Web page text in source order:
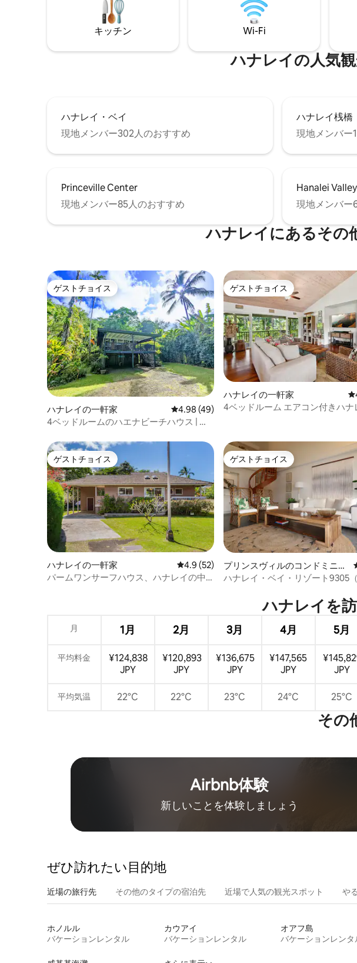
ペースは、リモートワークに最適です。
島のアロハを感じて、元気を取り戻し、
リフレッシュしましょう。
難ゾーンにある宿泊施設です。
キッチン Wi-Fi
ハナレイの人気
ハナレイ・ベイ
現地メンバー302人のおすすめ
ハナレイ桟橋
現地メンバー
Princeville Center
現地メンバー85人のおすすめ
Hanalei
現地メンバー
ハナレイにあるその
ゲストチョイス
ゲストチョイス
ハナレイの一軒家 レビュー49件、5つ星中4.98つ星の平均評価
4.98 (49)
4ベッドルームのハエナビーチハウス | 海
ゲストチョイス
ゲストチョイス
ハナレイの一軒家
4ベッドルーム エアコン付きハナ
ゲストチョイス
ゲストチョイス
ハナレイの一軒家 レビュー52件、5つ星中4.9つ星の平均評価
4.9 (52)
パームワンサーフハウス、ハナレイの中
ゲストチョイス
ゲストチョイス
プリンスヴィルのコンドミニア
ム
ハナレイ・ベイ・リゾート9305
ハナレイを
月 1月 2月 3月 4月 5月
平均料金
¥124,838
JPY
¥120,893
JPY
¥136,675
JPY
¥147,565
JPY
JPY
平均気温 22°C 22°C 23°C 24°C 25°C
その
Airbnb体験
新しいことを体験しましょう
ぜひ訪⁠れ⁠た⁠い目⁠的⁠地
近場の旅行先 その他のタ⁠イ⁠プ⁠の宿⁠泊⁠先 近場で人気の観光スポット や
ホノルル
バケーションレンタル
カウアイ
バケーションレンタル
オアフ島
バケーションレンタ